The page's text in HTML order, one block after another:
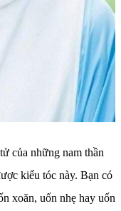
của những nam thần
kiểu tóc này. Bạn có
xoăn, uốn nhẹ hay uốn